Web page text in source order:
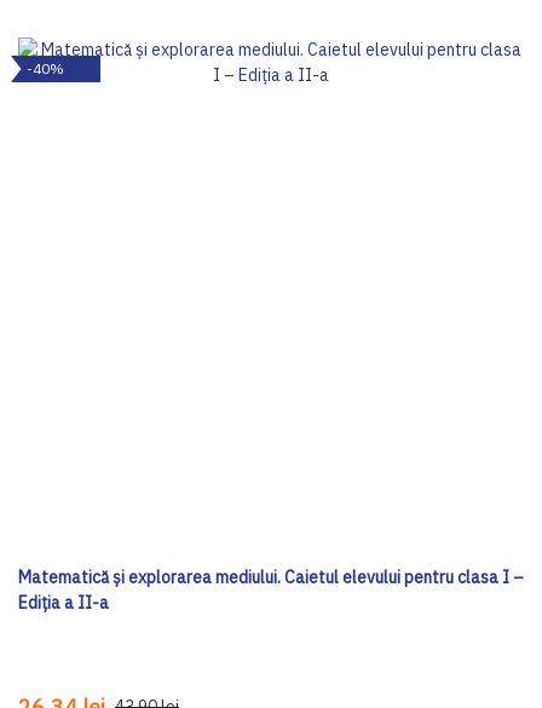
-40%
Matematică și explorarea mediului. Caietul elevului pentru clasa I –
Ediția a II-a